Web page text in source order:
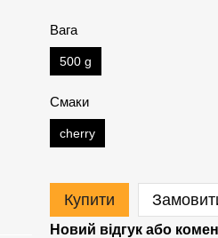
Вага
500 g
Смаки
cherry
Купити
Новий відгук або